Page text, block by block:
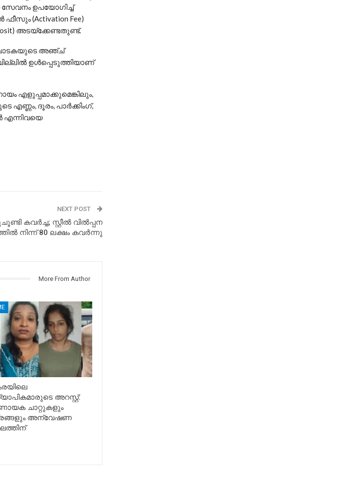
സേവനം ഉപയോഗിച്ച്
(Activation Fee)
അടയ്‌ക്കേണ്ടതുണ്ട്.
വാടകയുടെ അഞ്ച്
ഉൾപ്പെടുത്തിയാണ്
എളുപ്പമാക്കുമെങ്കിലും,
ദൂരം, പാർക്കിംഗ്,
എന്നിവയെ
NEXT POST
കവര്‍ച്ച; സ്റ്റീല്‍ വില്‍പ്പന
നിന്ന് 80 ലക്ഷം കവര്‍ന്നു
More From Author
അറസ്റ്റ്:
ചാറ്റുകളും
അന്വേഷണ